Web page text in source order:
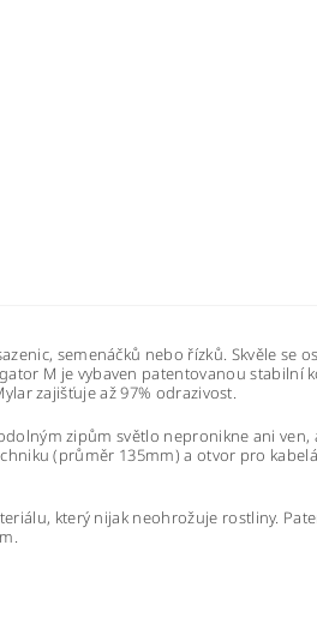
semenáčků nebo řízků. Skvěle se
M je vybaven patentovanou stabilní
zajišťuje až 97% odrazivost.
zipům světlo nepronikne ani ven,
(průměr 135mm) a otvor pro
který nijak neohrožuje rostliny.